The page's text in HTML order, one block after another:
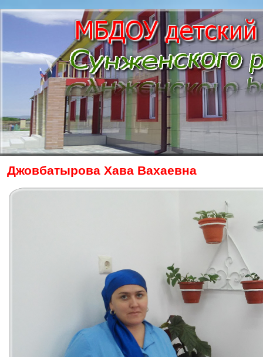
Джовбатырова Хава Вахаевна